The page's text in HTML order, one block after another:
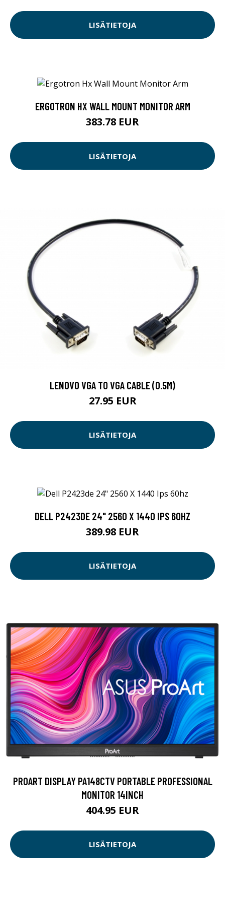
LISÄTIETOJA
ERGOTRON HX WALL MOUNT MONITOR ARM
383.78 EUR
LISÄTIETOJA
LENOVO VGA TO VGA CABLE (0.5M)
27.95 EUR
LISÄTIETOJA
DELL P2423DE 24" 2560 X 1440 IPS 60HZ
389.98 EUR
LISÄTIETOJA
PROART DISPLAY PA148CTV PORTABLE PROFESSIONAL
MONITOR 14INCH
404.95 EUR
LISÄTIETOJA